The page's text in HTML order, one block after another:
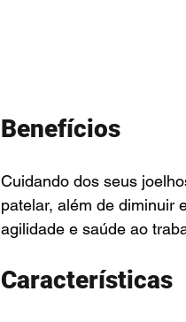
Benefícios
Cuidando dos seus
patelar, além de diminuir
agilidade e saúde ao
Características